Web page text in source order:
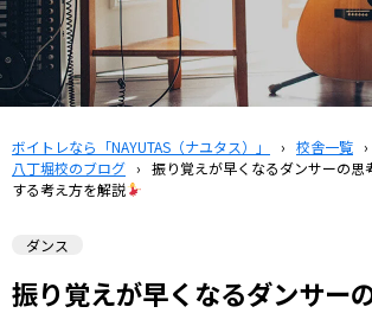
ボイトレなら「NAYUTAS（ナユタス）」 › 校舎一覧 ›
八丁堀校のブログ › 振り覚えが早くなるダンサーの思
する考え方を解説
ダンス
振り覚えが早くなるダンサー